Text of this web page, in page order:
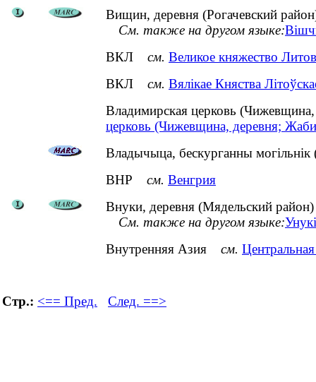
Вищин, деревня (Рогачевский
См. также на другом языке:
ВКЛ см. Великое княжество
ВКЛ см. Вялікае Княства
Владимирская церковь
церковь (Чижевщина, деревня;
Владычыца, бескурганны
ВНР см. Венгрия
Внуки, деревня (Мядельский район)
См. также на другом языке:
Внутренняя Азия см.
Стр.: <== Пред. След. ==>